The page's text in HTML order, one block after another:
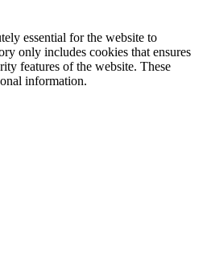
essential for the website to
only includes cookies that ensures
features of the website. These
information.